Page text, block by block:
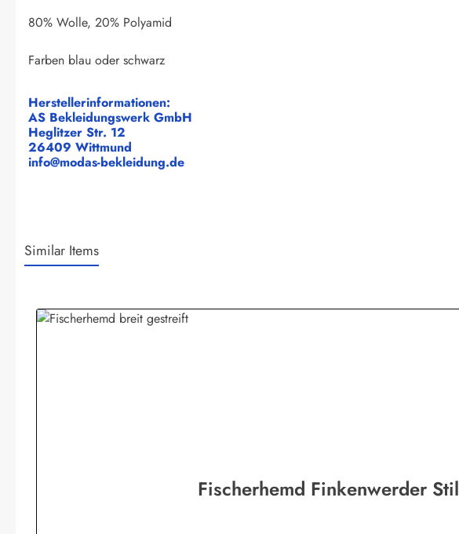
80% Wolle, 20% Polyamid
Farben blau oder schwarz
Herstellerinformationen:
AS Bekleidungswerk GmbH
Heglitzer Str. 12
26409 Wittmund
info@modas-bekleidung.de
Similar Items
Fischerhemd Finkenwerder